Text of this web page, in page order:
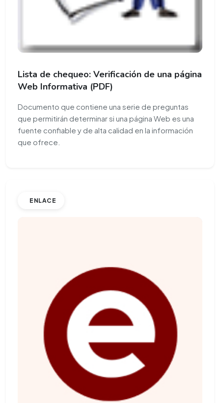
Lista de chequeo: Verificación de una página
Web Informativa (PDF)
Documento que contiene una serie de preguntas
que permitirán determinar si una página Web es una
fuente confiable y de alta calidad en la información
que ofrece.
ENLACE